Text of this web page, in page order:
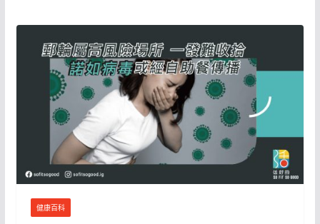
健康百科